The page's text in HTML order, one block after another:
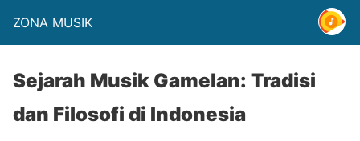
ZONA MUSIK
Sejarah Musik Gamelan: Tradisi
dan Filosofi di Indonesia